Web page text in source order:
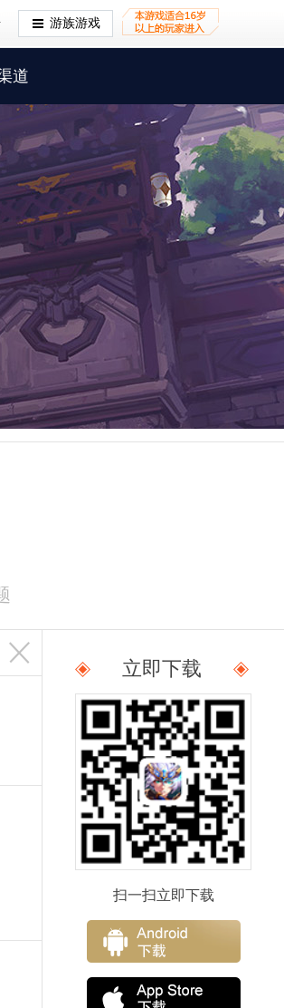
游族游戏
道
立即下载
扫一扫立即下载